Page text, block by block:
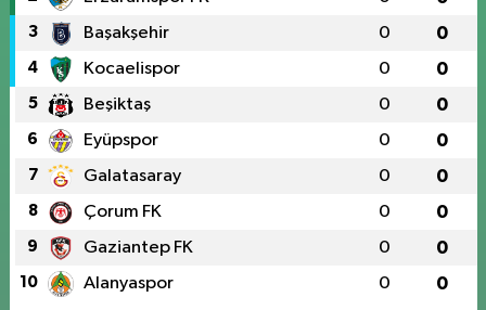
3 Başakşehir 0 0
4 Kocaelispor 0 0
5 Beşiktaş 0 0
6 Eyüpspor 0 0
7 Galatasaray 0 0
8 Çorum FK 0 0
9 Gaziantep FK 0 0
10 Alanyaspor 0 0